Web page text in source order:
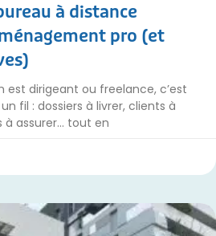
à distance
pro (et
est dirigeant ou freelance, c’est
fil : dossiers à livrer, clients à
à assurer… tout en